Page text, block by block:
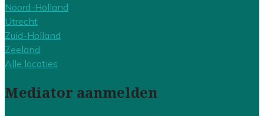
Noord-Holland
Utrecht
Zuid-Holland
Zeeland
Alle locaties
Mediator aanmelden